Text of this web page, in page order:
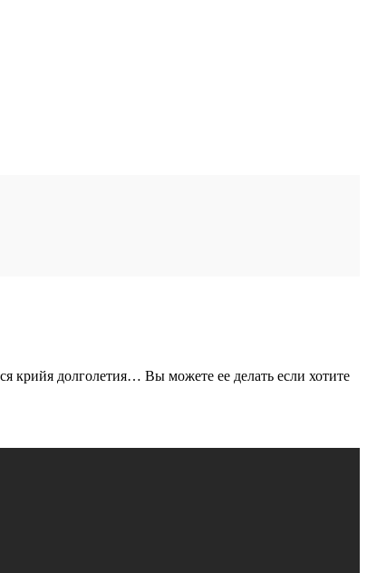
крийя долголетия… Вы можете ее делать если хотите